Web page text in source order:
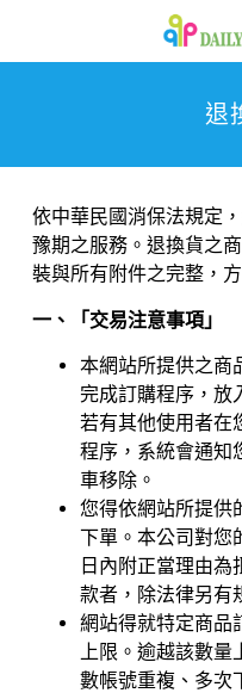
退
依中華民國消保法規定
豫期之服務。退換貨之
裝與所有附件之完整，
一、「交易注意事項」
本網站所提供之商
完成訂購程序，放
若有其他使用者在
程序，系統會通知
車移除。
您得依網站所提供
下單。本公司對您
日內附正當理由
款者，除法律另有
網站得就特定商品
上限。逾越該數量
數帳號重複、多次